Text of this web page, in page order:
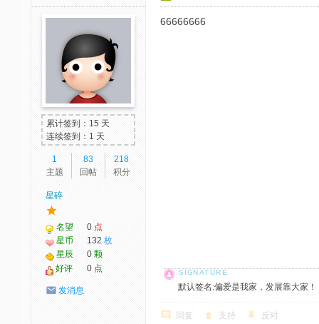
累计签到：15 天
连续签到：1 天
1
主题
83
回帖
218
积分
星碎
名望 0 点
星币
132 枚
星辰
0 颗
好评
0 点
发消息
66666666
默认签名:偏爱是我家，发展靠大家
回复 支持 反对